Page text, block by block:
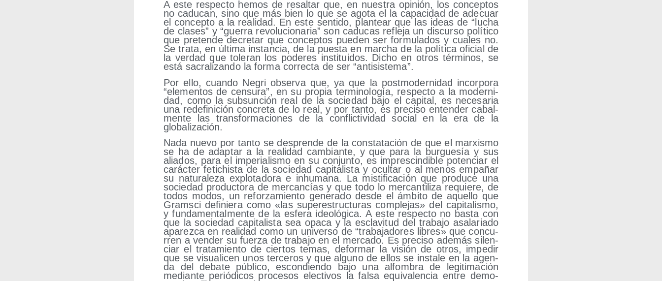
A este res­pec­to hemos de resal­tar que, en nues­tra opi­nión, los con­cep­tos
no cadu­can, sino que más bien lo que se ago­ta el la capa­ci­dad de ade­cuar
el con­cep­to a la reali­dad. En este sen­ti­do, plan­tear que las ideas de “lucha
de cla­ses” y “gue­rra revo­lu­cio­na­ria” son cadu­cas refle­ja un dis­cur­so polí­ti­co
que pre­ten­de decre­tar que con­cep­tos pue­den ser for­mu­la­dos y cua­les no.
Se tra­ta, en últi­ma ins­tan­cia, de la pues­ta en mar­cha de la polí­ti­ca ofi­cial de
la ver­dad que tole­ran los pode­res ins­ti­tui­dos. Dicho en otros tér­mi­nos, se
está sacra­li­zan­do la for­ma correc­ta de ser “anti­sis­te­ma”.
Por ello, cuan­do Negri obser­va que, ya que la post­mo­der­ni­dad incor­po­ra
“ele­men­tos de cen­su­ra”, en su pro­pia ter­mi­no­lo­gía, res­pec­to a la moder­ni­
dad, como la sub­sun­ción real de la socie­dad bajo el capi­tal, es nece­sa­ria
una rede­fi­ni­ción con­cre­ta de lo real, y por tan­to, es pre­ci­so enten­der cabal­
men­te las trans­for­ma­cio­nes de la con­flic­ti­vi­dad social en la era de la
globalización.
Nada nue­vo por tan­to se des­pren­de de la cons­ta­ta­ción de que el mar­xis­mo
se ha de adap­tar a la reali­dad cam­bian­te, y que para la bur­gue­sía y sus
alia­dos, para el impe­ria­lis­mo en su con­jun­to, es impres­cin­di­ble poten­ciar el
carác­ter feti­chis­ta de la socie­dad capi­ta­lis­ta y ocul­tar o al menos empa­ñar
su natu­ra­le­za explo­ta­do­ra e inhu­ma­na. La mis­ti­fi­ca­ción que pro­du­ce una
socie­dad pro­duc­to­ra de mer­can­cías y que todo lo mer­can­ti­li­za requie­re, de
todos modos, un refor­za­mien­to gene­ra­do des­de el ámbi­to de aque­llo que
Grams­ci defi­nie­ra como «las super­es­truc­tu­ras com­ple­jas» del capi­ta­lis­mo,
y fun­da­men­tal­men­te de la esfe­ra ideo­ló­gi­ca. A este res­pec­to no bas­ta con
que la socie­dad capi­ta­lis­ta sea opa­ca y la escla­vi­tud del tra­ba­jo asa­la­ria­do
apa­rez­ca en reali­dad como un uni­ver­so de “tra­ba­ja­do­res libres» que con­cu­
rren a ven­der su fuer­za de tra­ba­jo en el mer­ca­do. Es pre­ci­so ade­más silen­
ciar el tra­ta­mien­to de cier­tos temas, defor­mar la visión de otros, impe­dir
que se visua­li­cen unos ter­ce­ros y que alguno de ellos se ins­ta­le en la agen­
da del deba­te públi­co, escon­dien­do bajo una alfom­bra de legi­ti­ma­ción
median­te perió­di­cos pro­ce­sos elec­ti­vos la fal­sa equi­va­len­cia entre demo­